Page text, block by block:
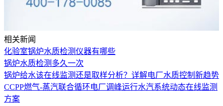
相关新闻
化验室锅炉水质检测仪器有哪些
锅炉水质检测多久一次
锅炉给水该在线监测还是取样分析？详解电厂水质控制新趋势
CCPP燃气-蒸汽联合循环电厂调峰运行水汽系统动态在线监测
方案